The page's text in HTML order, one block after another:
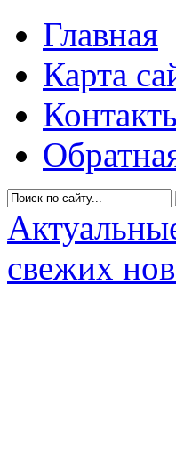
Главная
Карта
свежих